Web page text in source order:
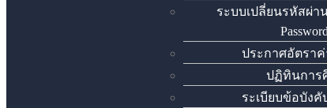
ระบบเปลี่ยนรหัสผ่าน
ประกาศอัตราค่
ปฏิทินการ
ระเบียบข้อบัง